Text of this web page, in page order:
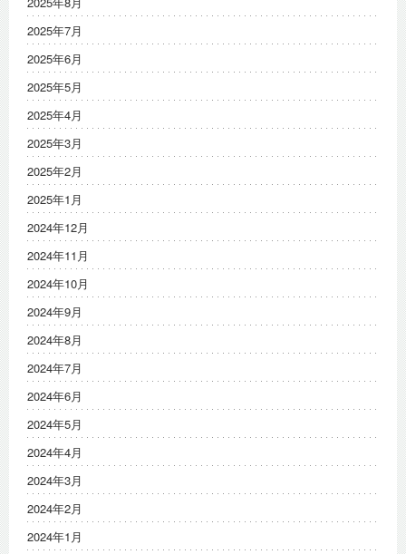
2025年7月
2025年6月
2025年5月
2025年4月
2025年3月
2025年2月
2025年1月
2024年12月
2024年11月
2024年10月
2024年9月
2024年8月
2024年7月
2024年6月
2024年5月
2024年4月
2024年3月
2024年2月
2024年1月